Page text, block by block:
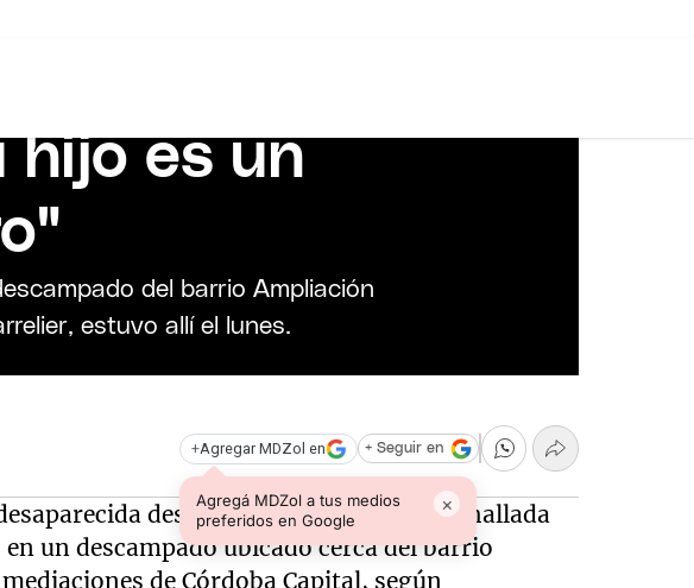
de la
hijo es un
del barrio Ampliación
estuvo allí el lunes.
+Agregar MDZol en
Agregá MDZol a tus medios
preferidos en Google
×
+ Seguir en
desde hace una semana, fue hallada
un descampado ubicado cerca del barrio
de Córdoba Capital, según